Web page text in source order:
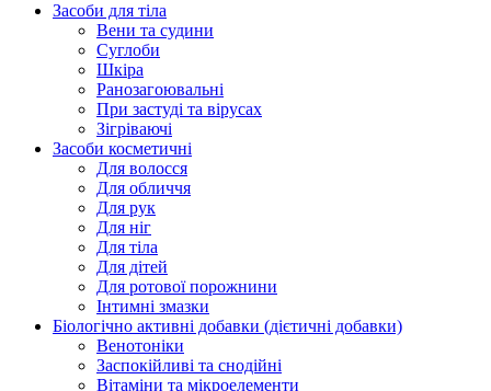
Засоби для тіла
Вени та судини
Суглоби
Шкіра
Ранозагоювальні
При застуді та вірусах
Зігріваючі
Засоби косметичні
Для волосся
Для обличчя
Для рук
Для ніг
Для тіла
Для дітей
Для ротової порожнини
Інтимні змазки
Біологічно активні добавки (дієтичні добавки)
Венотоніки
Заспокійливі та снодійні
Вітаміни та мікроелементи